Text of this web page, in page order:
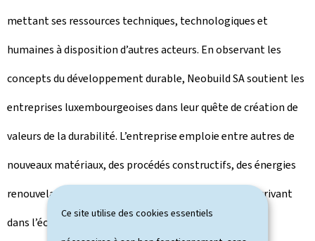
Ce site utilise des cookies essentiels
mettant ses ressources techniques, technologiques et
humaines à disposition d’autres acteurs. En observant les
concepts du développement durable, Neobuild SA soutient les
entreprises luxembourgeoises dans leur quête de création de
valeurs de la durabilité. L’entreprise emploie entre autres de
nouveaux matériaux, des procédés constructifs, des énergies
renouvelables et des systèmes de certifications s’inscrivant
dans l’économie circulaire et la construction durable.